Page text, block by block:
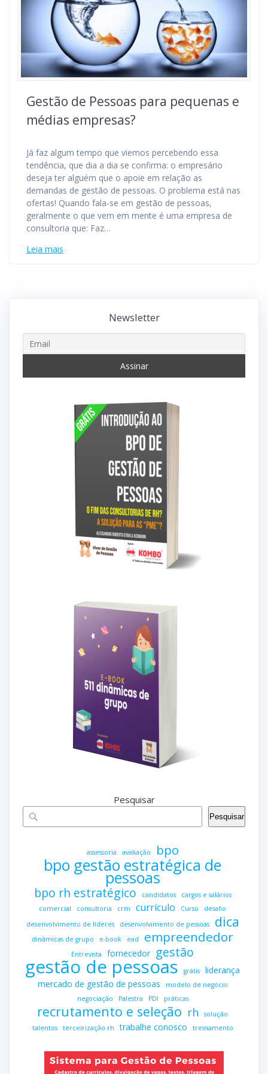
Gestão de Pessoas para pequenas e
médias empresas?
Já faz algum tempo que viemos percebendo essa
tendência, que dia a dia se confirma: o empresário
deseja ter alguém que o apoie em relação as
demandas de gestão de pessoas. O problema está nas
ofertas! Quando fala-se em gestão de pessoas,
geralmente o que vem em mente é uma empresa de
consultoria que: Faz…
Leia mais
Newsletter
Pesquisar
Pesquisar
assessoria avaliação bpo
bpo gestão estratégica de
pessoas
bpo rh estratégico candidatos
cargos e salários
comercial
consultoria crm currículo Curso
desafio
desenvolvimento de líderes
desenvolvimento de pessoas dica
dinâmicas de grupo e-book ead empreendedor
Entrevista fornecedor gestão
gestão de pessoas grátis
liderança
mercado de gestão de pessoas
modelo de negócio
negociação
Palestra PDI práticas
recrutamento e seleção rh
solução
talentos
terceirização rh trabalhe conosco treinamento